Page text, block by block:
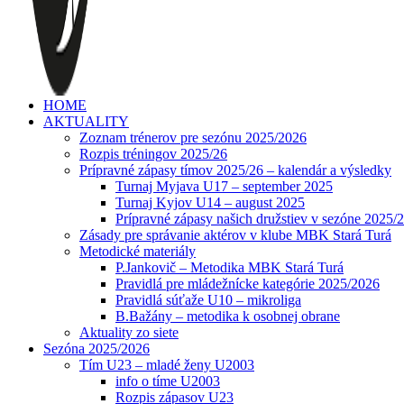
HOME
AKTUALITY
Zoznam trénerov pre sezónu 2025/2026
Rozpis tréningov 2025/26
Prípravné zápasy tímov 2025/26 – kalendár a výsledky
Turnaj Myjava U17 – september 2025
Turnaj Kyjov U14 – august 2025
Prípravné zápasy našich družstiev v sezóne 2025/
Zásady pre správanie aktérov v klube MBK Stará Turá
Metodické materiály
P.Jankovič – Metodika MBK Stará Turá
Pravidlá pre mládežnícke kategórie 2025/2026
Pravidlá súťaže U10 – mikroliga
B.Bažány – metodika k osobnej obrane
Aktuality zo siete
Sezóna 2025/2026
Tím U23 – mladé ženy U2003
info o tíme U2003
Rozpis zápasov U23